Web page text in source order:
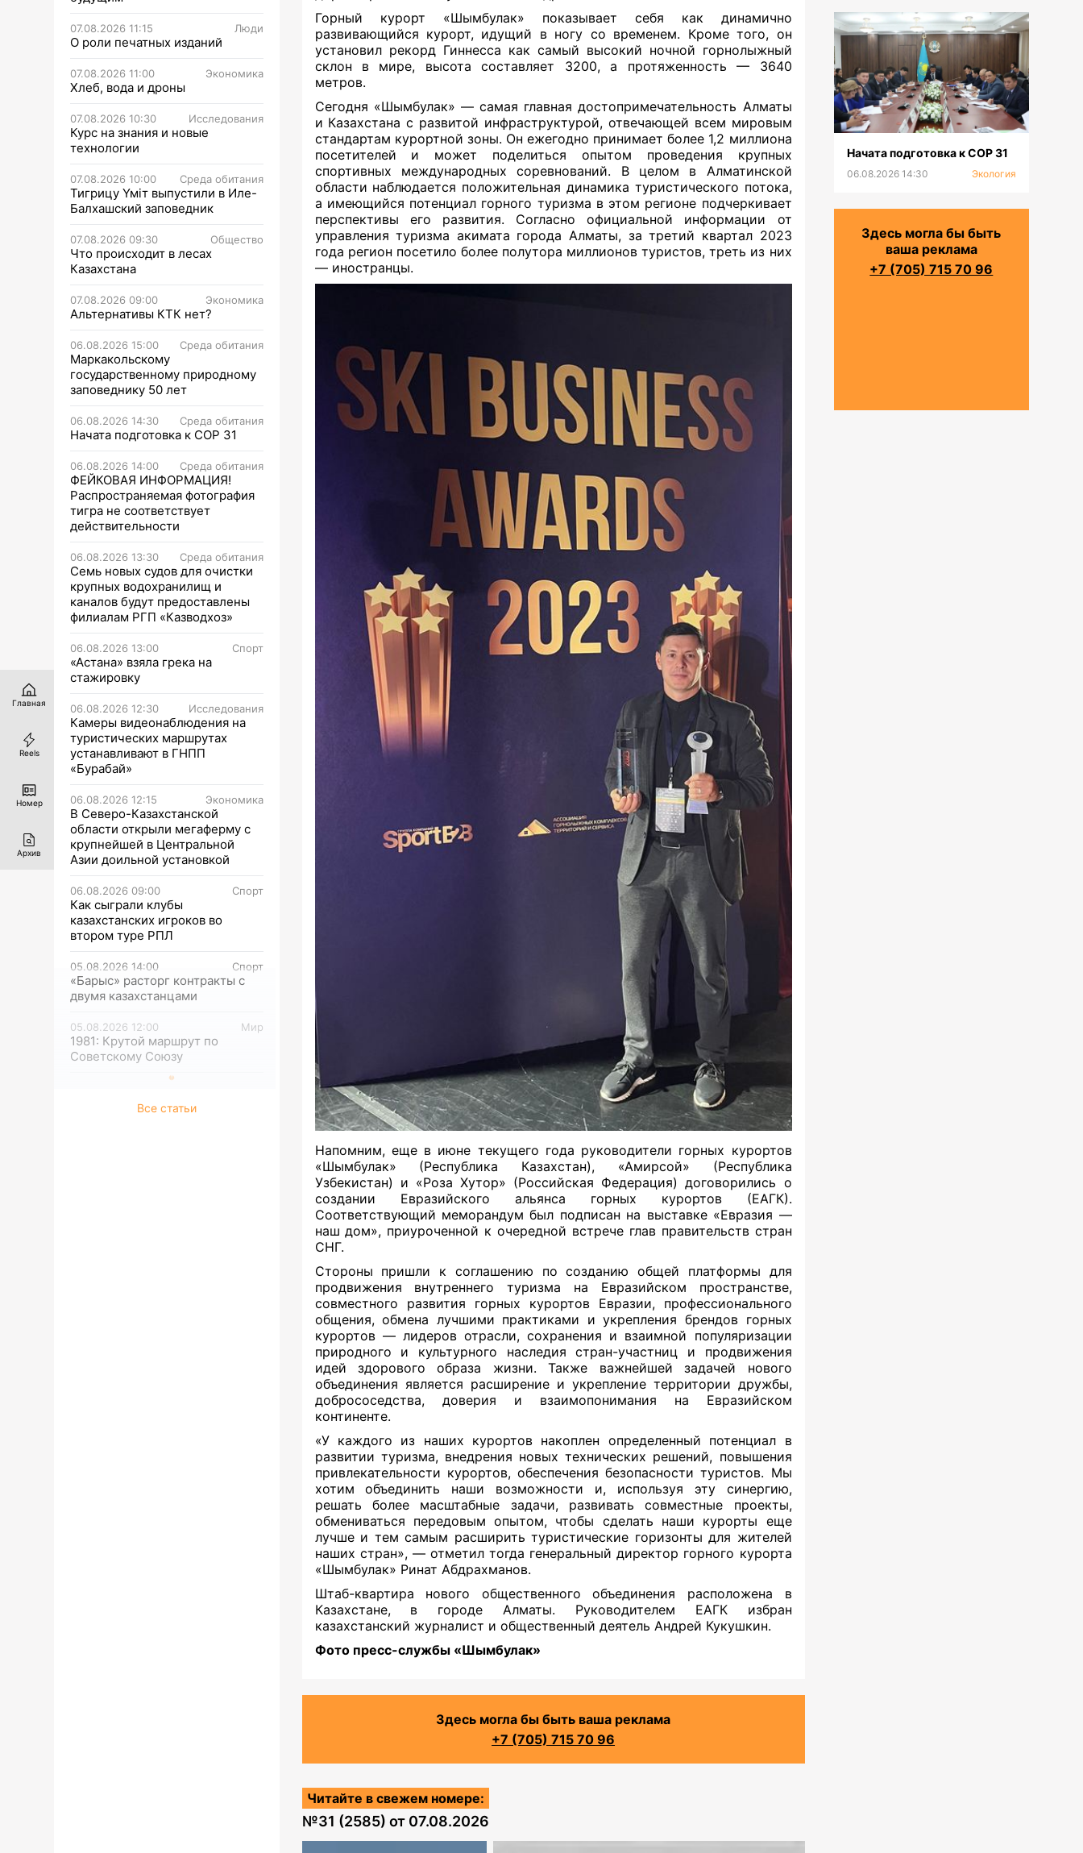
07.08.2026 11:15 Люди
О роли печатных изданий
07.08.2026 11:00 Экономика
Хлеб, вода и дроны
07.08.2026 10:30 Исследования
Курс на знания и новые
технологии
07.08.2026 10:00 Среда обитания
Тигрицу Үміт выпустили в Иле-
Балхашский заповедник
07.08.2026 09:30 Общество
Что происходит в лесах
Казахстана
07.08.2026 09:00 Экономика
Альтернативы КТК нет?
06.08.2026 15:00 Среда обитания
Маркакольскому
государственному природному
заповеднику 50 лет
06.08.2026 14:30 Среда обитания
Начата подготовка к СОР 31
06.08.2026 14:00 Среда обитания
ФЕЙКОВАЯ ИНФОРМАЦИЯ!
Распространяемая фотография
тигра не соответствует
действительности
06.08.2026 13:30 Среда обитания
Семь новых судов для очистки
крупных водохранилищ и
каналов будут предоставлены
филиалам РГП «Казводхоз»
06.08.2026 13:00 Спорт
«Астана» взяла грека на
стажировку
06.08.2026 12:30 Исследования
Камеры видеонаблюдения на
туристических маршрутах
устанавливают в ГНПП
«Бурабай»
06.08.2026 12:15 Экономика
В Северо-Казахстанской
области открыли мегаферму с
крупнейшей в Центральной
Азии доильной установкой
06.08.2026 09:00 Спорт
Как сыграли клубы
казахстанских игроков во
втором туре РПЛ
05.08.2026 14:00 Спорт
«Барыс» расторг контракты с
двумя казахстанцами
05.08.2026 12:00 Мир
1981: Крутой маршрут по
Советскому Союзу
Все статьи
Горный курорт «Шымбулак» показывает себя как динамично
развивающийся курорт, идущий в ногу со временем. Кроме того, он
установил рекорд Гиннесса как самый высокий ночной горнолыжный
склон в мире, высота составляет 3200, а протяженность — 3640
метров.
Сегодня «Шымбулак» — самая главная достопримечательность Алматы
и Казахстана с развитой инфраструктурой, отвечающей всем мировым
стандартам курортной зоны. Он ежегодно принимает более 1,2 миллиона
посетителей и может поделиться опытом проведения крупных
спортивных международных соревнований. В целом в Алматинской
области наблюдается положительная динамика туристического потока,
а имеющийся потенциал горного туризма в этом регионе подчеркивает
перспективы его развития. Согласно официальной информации от
управления туризма акимата города Алматы, за третий квартал 2023
года регион посетило более полутора миллионов туристов, треть из них
— иностранцы.
Напомним, еще в июне текущего года руководители горных курортов
«Шымбулак» (Республика Казахстан), «Амирсой» (Республика
Узбекистан) и «Роза Хутор» (Российская Федерация) договорились о
создании Евразийского альянса горных курортов (ЕАГК).
Соответствующий меморандум был подписан на выставке «Евразия —
наш дом», приуроченной к очередной встрече глав правительств стран
СНГ.
Стороны пришли к соглашению по созданию общей платформы для
продвижения внутреннего туризма на Евразийском пространстве,
совместного развития горных курортов Евразии, профессионального
общения, обмена лучшими практиками и укрепления брендов горных
курортов — лидеров отрасли, сохранения и взаимной популяризации
природного и культурного наследия стран-участниц и продвижения
идей здорового образа жизни. Также важнейшей задачей нового
объединения является расширение и укрепление территории дружбы,
добрососедства, доверия и взаимопонимания на Евразийском
континенте.
«У каждого из наших курортов накоплен определенный потенциал в
развитии туризма, внедрения новых технических решений, повышения
привлекательности курортов, обеспечения безопасности туристов. Мы
хотим объединить наши возможности и, используя эту синергию,
решать более масштабные задачи, развивать совместные проекты,
обмениваться передовым опытом, чтобы сделать наши курорты еще
лучше и тем самым расширить туристические горизонты для жителей
наших стран», — отметил тогда генеральный директор горного курорта
«Шымбулак» Ринат Абдрахманов.
Штаб-квартира нового общественного объединения расположена в
Казахстане, в городе Алматы. Руководителем ЕАГК избран
казахстанский журналист и общественный деятель Андрей Кукушкин.
Фото пресс-службы «Шымбулак»
Здесь могла бы быть ваша реклама
+7 (705) 715 70 96
Читайте в свежем номере:
№31 (2585) от 07.08.2026
Начата подготовка к СОР 31
06.08.2026 14:30 Экология
Здесь могла бы быть
ваша реклама
+7 (705) 715 70 96
Главная
Reels
Номер
Архив